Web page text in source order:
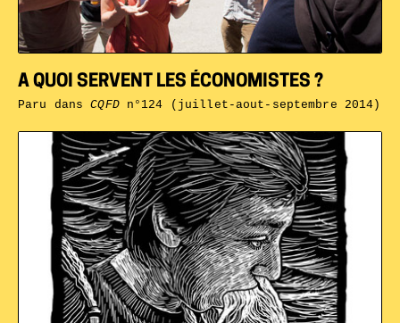
A QUOI SERVENT LES ÉCONOMISTES ?
Paru dansCQFDn°124 (juillet-aout-septembre 2014)